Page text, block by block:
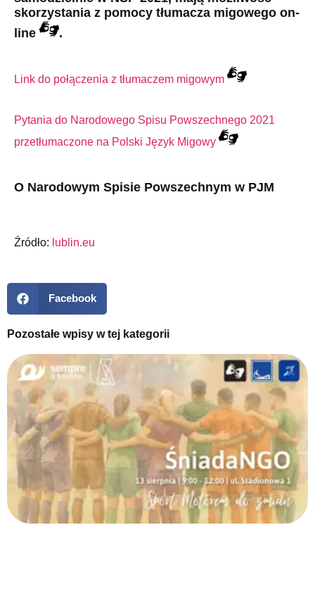
skorzystania z pomocy tłumacza migowego on-
line
.
Link do połączenia z tłumaczem migowym
Pytania do Narodowego Spisu Powszechnego 2021
przetłumaczone na Polski Język Migowy
O Narodowym Spisie Powszechnym w PJM
Źródło: lublin.eu
Facebook
Pozostałe wpisy w tej kategorii